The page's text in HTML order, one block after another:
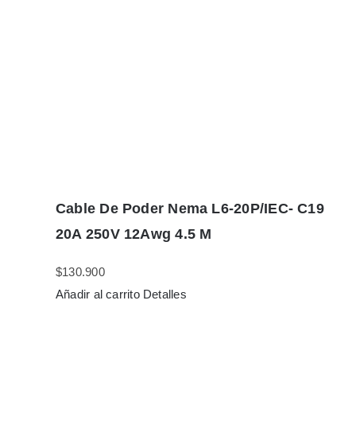
Cable De Poder Nema L6-20P/IEC- C19
20A 250V 12Awg 4.5 M
$130.900
Añadir al carrito Detalles